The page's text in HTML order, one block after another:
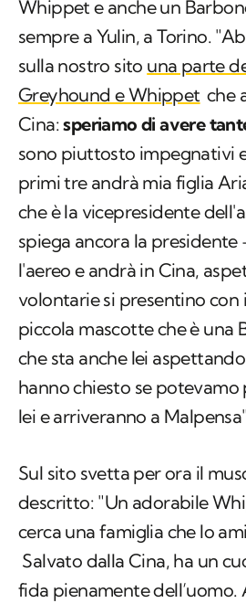
Whippet e anche un
sempre a Yulin, a Torino.
sulla nostro sito una parte
Greyhound e Whippet che
Cina:speriamo di avere
sono piuttosto impegnativi
primi tre andrà mia figlia
che è la vicepresidente
spiega ancora la presidente
l'aereo e andrà in Cina,
volontarie si presentino con
piccola mascotte che è una
che sta anche lei
hanno chiesto se
lei e arriveranno a
Sul sito svetta per ora il
descritto: "Un adorabile
cerca una famiglia che lo
Salvato dalla Cina, ha un
fida pienamente dell’uomo.